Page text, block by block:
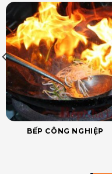
BẾP CÔNG NGHIỆP